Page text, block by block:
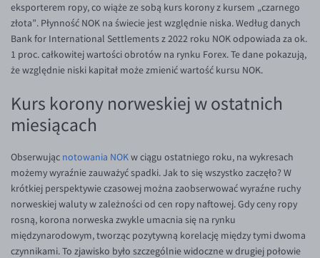
EUR/SEK
EUR/AUD
EUR/BGN
EUR/CAD
EUR/CNY
EUR/HKD
EUR/ILS
EUR/JPY
EUR/NZD
eksporterem ropy, co wiąże ze sobą kurs korony z kursem „czarnego
złota”. Płynność NOK na świecie jest względnie niska. Według danych
Bank for International Settlements z 2022 roku NOK odpowiada za ok.
1 proc. całkowitej wartości obrotów na rynku Forex. Te dane pokazują,
że względnie niski kapitał może zmienić wartość kursu NOK.
Kurs korony norweskiej w ostatnich
miesiącach
Obserwując notowania NOKw ciągu ostatniego roku, na wykresach
możemy wyraźnie zauważyć spadki. Jak to się wszystko zaczęło? W
krótkiej perspektywie czasowej można zaobserwować wyraźne ruchy
norweskiej waluty w zależności od cen ropy naftowej. Gdy ceny ropy
rosną, korona norweska zwykle umacnia się na rynku
międzynarodowym, tworząc pozytywną korelację między tymi dwoma
czynnikami. To zjawisko było szczególnie widoczne w drugiej połowie